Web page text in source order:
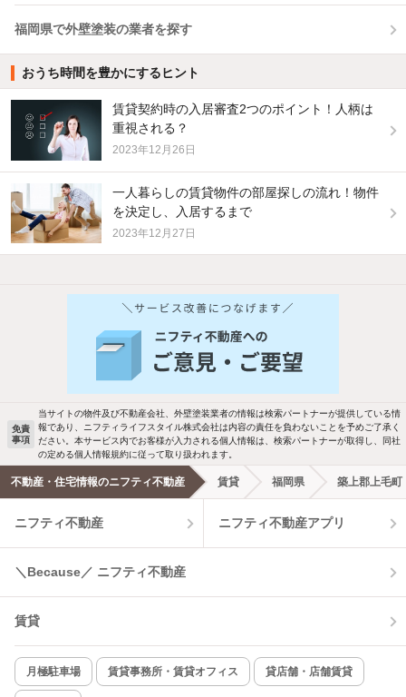
福岡県で外壁塗装の業者を探す
おうち時間を豊かにするヒント
賃貸契約時の入居審査2つのポイント！人柄は
重視される？
2023年12月26日
一人暮らしの賃貸物件の部屋探しの流れ！物件
を決定し、入居するまで
2023年12月27日
他の人はこんな条件で絞り込んでいます！
バス・トイレ別 2階以上
洗濯機置場あり 独立洗面台
エアコンあり 都市ガス
温水洗浄便座 オートロック
コンロ2口以上
新着のみ インターネット無料
新着物件メール通知
ご希望の条件の物件が見つかり次第、メ
新着メール通知を受け取る
免責
事項
当サイトの物件及び不動産会社、外壁塗装業者の情報は検索パートナーが提供している情
報であり、ニフティライフスタイル株式会社は内容の責任を負わないことを予めご了承く
ださい。本サービス内でお客様が入力される個人情報は、検索パートナーが取得し、同社
の定める個人情報規約に従って取り扱われます。
不動産・住宅情報のニフティ不動産 賃貸 福岡県 築上郡上毛町
ニフティ不動産 ニフティ不動産アプリ
＼Because／ ニフティ不動産
賃貸
月極駐車場 賃貸事務所・賃貸オフィス 貸店舗・店舗賃貸